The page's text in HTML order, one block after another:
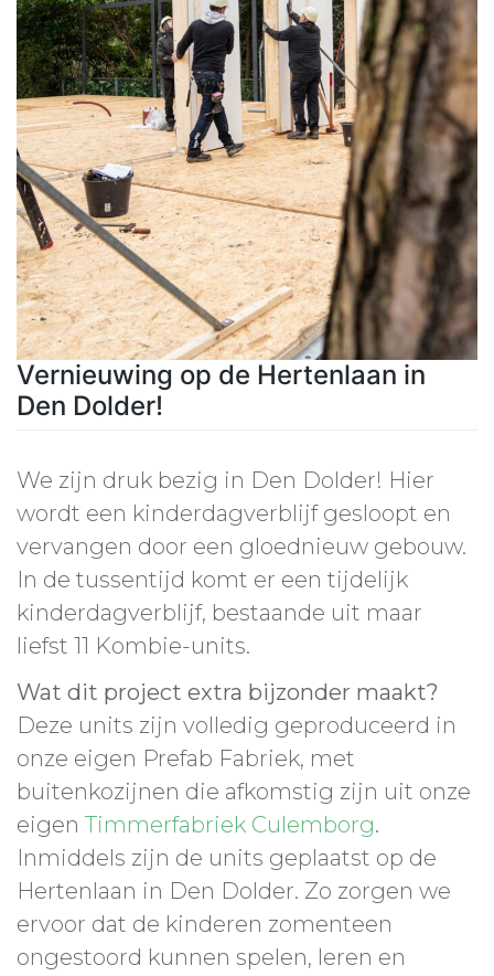
Vernieuwing op de Hertenlaan in
Den Dolder!
We zijn druk bezig in Den Dolder! Hier
wordt een kinderdagverblijf gesloopt en
vervangen door een gloednieuw gebouw.
In de tussentijd komt er een tijdelijk
kinderdagverblijf, bestaande uit maar
liefst 11 Kombie-units.
Wat dit project extra bijzonder maakt?
Deze units zijn volledig geproduceerd in
onze eigen Prefab Fabriek, met
buitenkozijnen die afkomstig zijn uit onze
eigen Timmerfabriek Culemborg.
Inmiddels zijn de units geplaatst op de
Hertenlaan in Den Dolder. Zo zorgen we
ervoor dat de kinderen zomenteen
ongestoord kunnen spelen, leren en